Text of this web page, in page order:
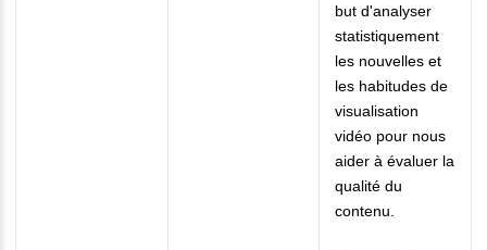
but d'analyser
statistiquement
les nouvelles et
les habitudes de
visualisation
vidéo pour nous
aider à évaluer la
qualité du
contenu.